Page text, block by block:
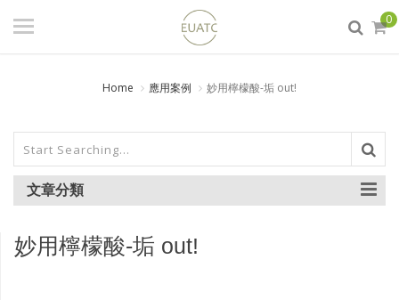
登入
日本試藥/工業原料/百瑞克
(PANREAC)分析試藥
食品添加物
實驗室器材
DIY原料
0
Home 應用案例 妙用檸檬酸-垢 out!
文章分類
妙用檸檬酸-垢 out!